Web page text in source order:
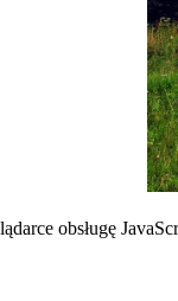
obsługę